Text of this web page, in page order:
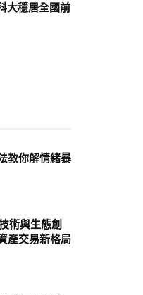
大穩居全國前
教你解情緒暴
術與生態創
產交易新格局